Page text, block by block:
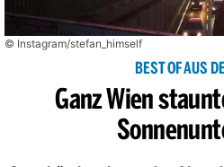
© Instagram/stefan_himself
BEST OF AUS
Ganz Wien